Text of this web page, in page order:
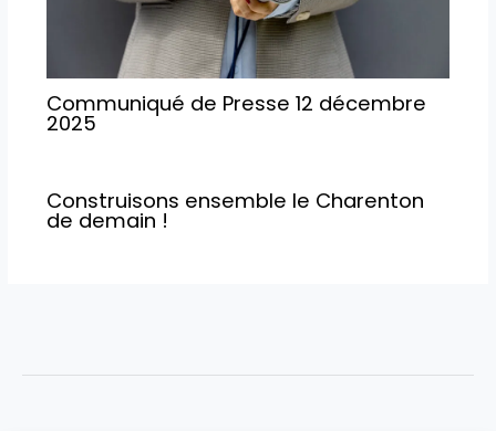
Communiqué de Presse 12 décembre
2025
Construisons ensemble le Charenton
de demain !